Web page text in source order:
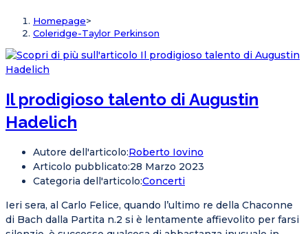
Homepage>
Coleridge-Taylor Perkinson
Il prodigioso talento di Augustin
Hadelich
Autore dell'articolo:Roberto Iovino
Articolo pubblicato:28 Marzo 2023
Categoria dell'articolo:Concerti
Ieri sera, al Carlo Felice, quando l’ultimo re della Chaconne
di Bach dalla Partita n.2 si è lentamente affievolito per farsi